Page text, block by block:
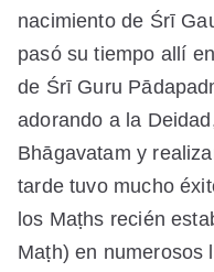
nacimiento de Śrī
pasó su tiempo allí
de Śrī Guru
adorando a la
Bhāgavatam y
tarde tuvo mucho
los Maṭhs recién
Maṭh) en numerosos